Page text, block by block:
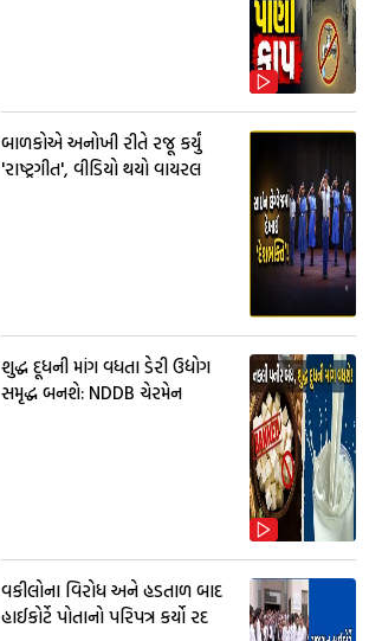
બાળકોએ અનોખી રીતે રજૂ કર્યું
'રાષ્ટ્રગીત', વીડિયો થયો વાયરલ
શુદ્ધ દૂધની માંગ વધતા ડેરી ઉદ્યોગ
સમૃદ્ધ બનશે: NDDB ચેરમેન
વકીલોના વિરોધ અને હડતાળ બાદ
હાઈકોર્ટે પોતાનો પરિપત્ર કર્યો રદ